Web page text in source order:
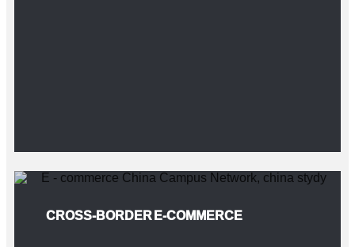
CROSS-BORDER E-COMMERCE